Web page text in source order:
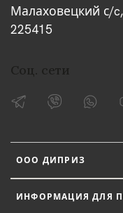
ООО ДИПРИЗ
ИНФОРМАЦИЯ ДЛЯ
Малаховецкий с/
225415
Соц. сети